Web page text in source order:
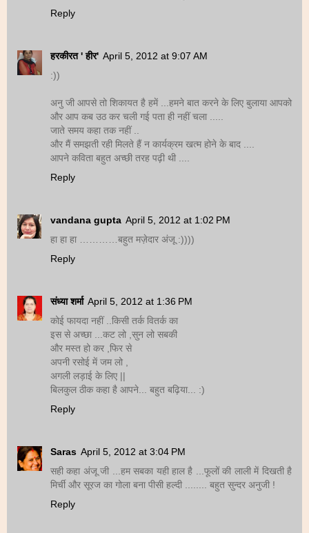
Reply
हरकीरत ' हीर' April 5, 2012 at 9:07 AM
:))
अनु जी आपसे तो शिकायत है हमें ...हमने बात करने के लिए बुलाया आपको
और आप कब उठ कर चली गई पता ही नहीं चला .....
जाते समय कहा तक नहीं ..
और मैं समझती रही मिलते हैं न कार्यक्रम खत्म होने के बाद ....
आपने कविता बहुत अच्छी तरह पढ़ी थी ....
Reply
vandana gupta April 5, 2012 at 1:02 PM
हा हा हा …………बहुत मज़ेदार अंजू :))))
Reply
संध्या शर्मा April 5, 2012 at 1:36 PM
कोई फायदा नहीं ..किसी तर्क वितर्क का
इस से अच्छा ...कट लो ,सुन लो सबकी
और मस्त हो कर ,फिर से
अपनी रसोई में जम लो ,
अगली लड़ाई के लिए ||
बिलकुल ठीक कहा है आपने... बहुत बढ़िया... :)
Reply
Saras April 5, 2012 at 3:04 PM
सही कहा अंजू जी ...हम सबका यही हाल है ...फूलों की लाली में दिखती है
मिर्ची और सूरज का गोला बना पीसी हल्दी ........ बहुत सुन्दर अनुजी !
Reply